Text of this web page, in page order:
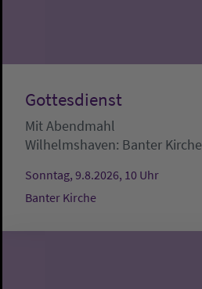
Gottesdienst
Mit Abendmahl
Wilhelmshaven: Banter Kirche
Sonntag, 9.8.2026, 10 Uhr
Banter Kirche